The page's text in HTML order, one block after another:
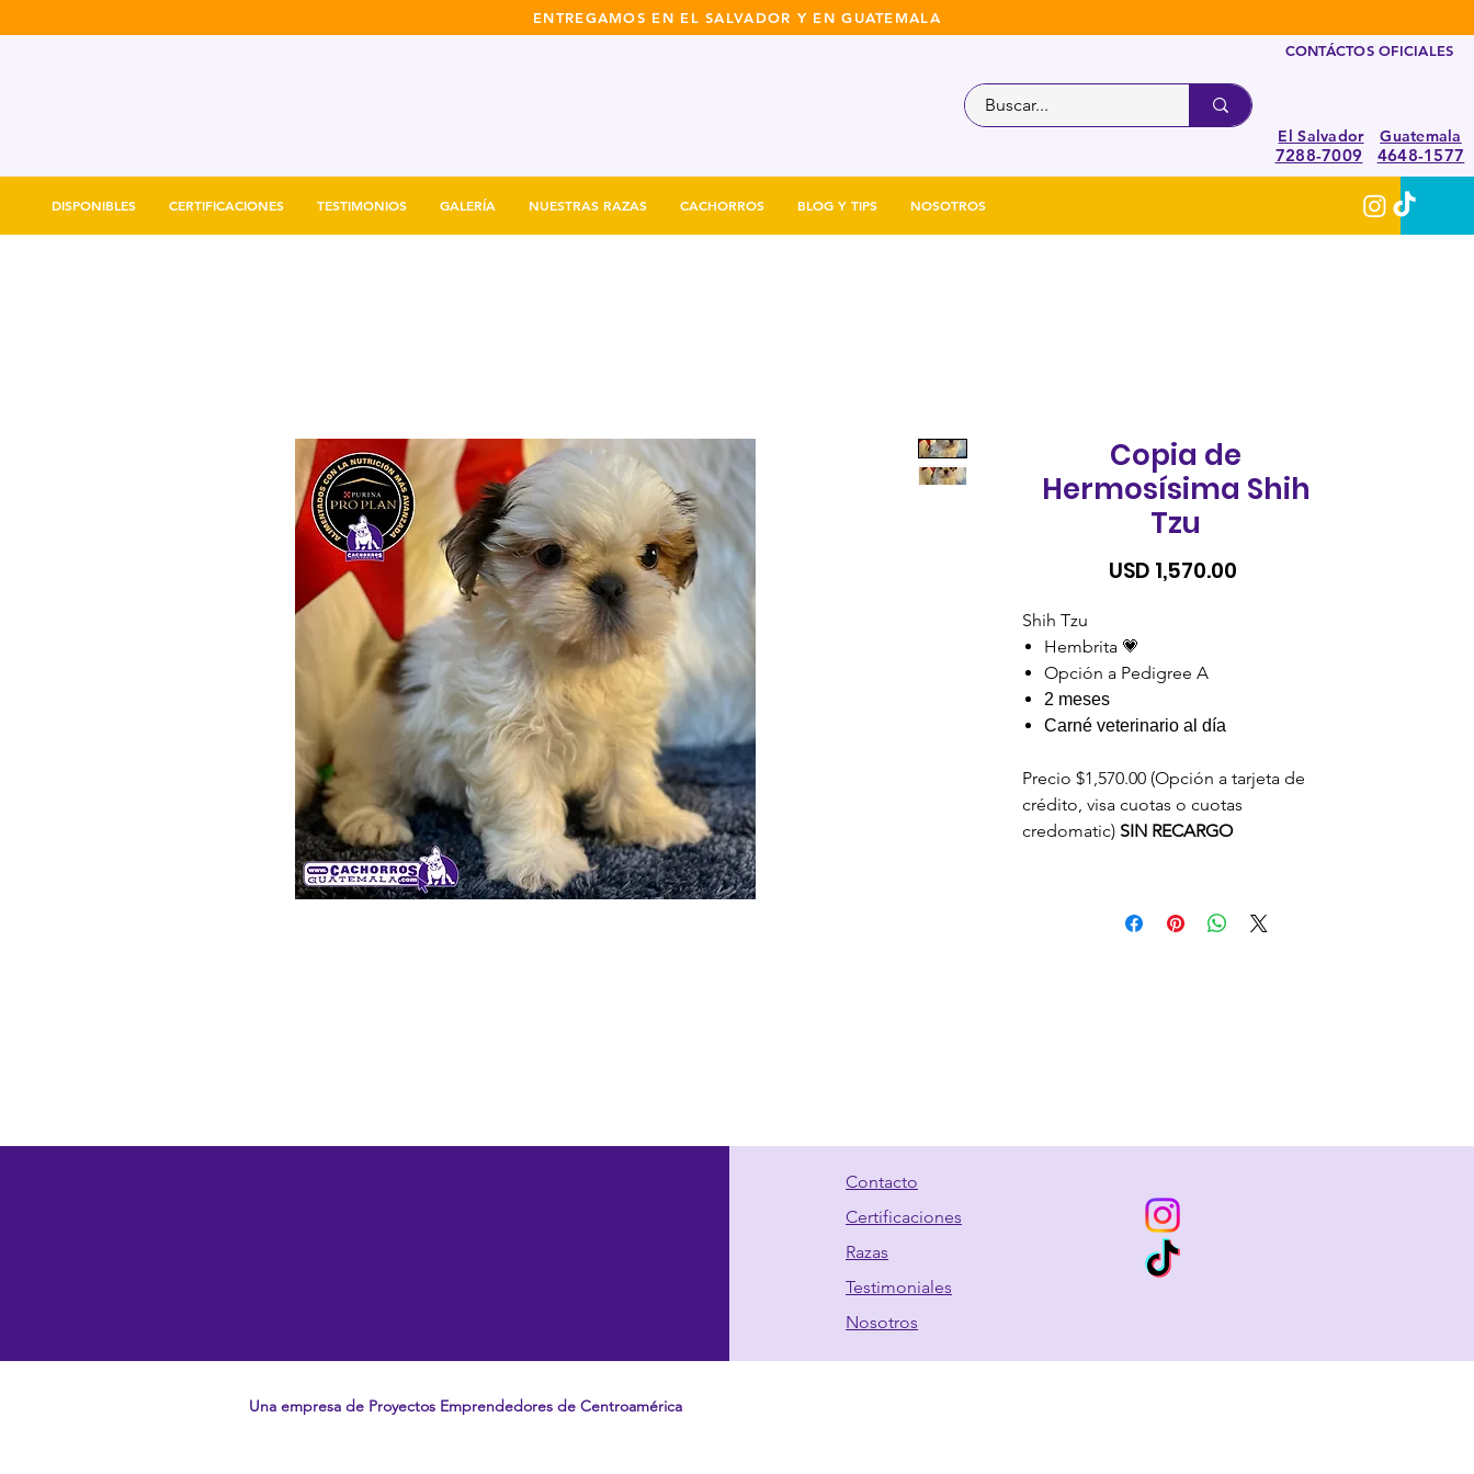
ENTREGAMOS EN EL SALVADOR Y EN GUATEMALA
CONTÁCTOS OFICIALES
Guatemala
El Salvador
7288-7009 4648-1577
DISPONIBLES CERTIFICACIONES TESTIMONIOS GALERÍA NUESTRAS RAZAS CACHORROS BLOG Y TIPS NOSOTROS
Copia de
Hermosísima Shih
Tzu
USD 1,570.00
Shih Tzu
Hembrita 💗
Opción a Pedigree A
2 meses
Carné veterinario al día
Precio $1,570.00 (Opción a tarjeta de
crédito, visa cuotas o cuotas
credomatic) SIN RECARGO
Contacto
Certificaciones
Razas
Testimoniales
Nosotros
Una empresa de Proyectos Emprendedores de Centroamérica